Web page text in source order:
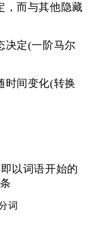
，而与其他隐藏
决定(一阶马尔
时间变化(转换
以词语开始的